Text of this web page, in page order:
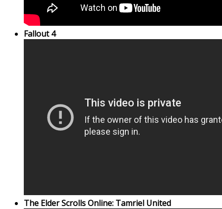
Fallout 4
The Elder Scrolls Online: Tamriel United